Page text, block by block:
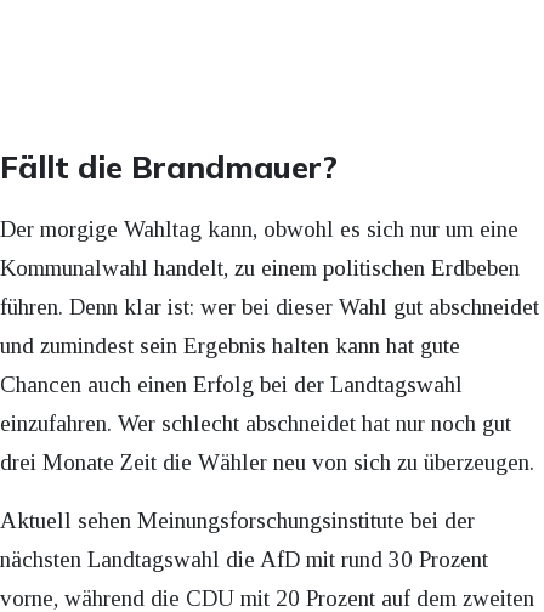
Fällt die Brandmauer?
Der morgige Wahltag kann, obwohl es sich nur um eine
Kommunalwahl handelt, zu einem politischen Erdbeben
führen. Denn klar ist: wer bei dieser Wahl gut abschneidet
und zumindest sein Ergebnis halten kann hat gute
Chancen auch einen Erfolg bei der Landtagswahl
einzufahren. Wer schlecht abschneidet hat nur noch gut
drei Monate Zeit die Wähler neu von sich zu überzeugen.
Aktuell sehen Meinungsforschungsinstitute bei der
nächsten Landtagswahl die AfD mit rund 30 Prozent
vorne, während die CDU mit 20 Prozent auf dem zweiten